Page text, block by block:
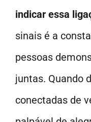
indicar essa
sinais é a
pessoas
juntas. Quando
conectadas de